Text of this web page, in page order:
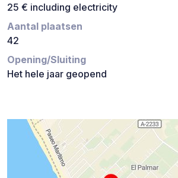
25 € including electricity
Aantal plaatsen
42
Opening/Sluiting
Het hele jaar geopend